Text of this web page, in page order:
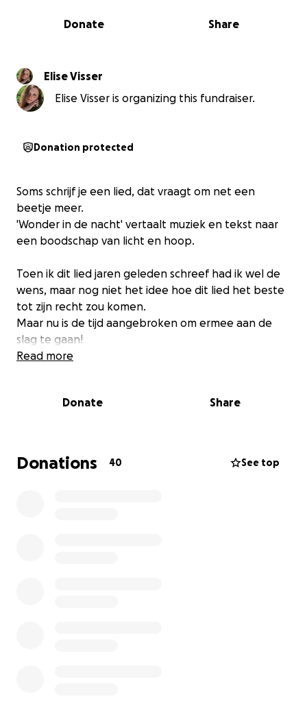
0% complete
Share
Donate
Elise Visser
Elise Visser is organizing this fundraiser.
Donation protected
Soms schrijf je een lied, dat vraagt om net een
beetje meer.
'Wonder in de nacht' vertaalt muziek en tekst naar
een boodschap van licht en hoop.
Toen ik dit lied jaren geleden schreef had ik wel de
wens, maar nog niet het idee hoe dit lied het beste
tot zijn recht zou komen.
Maar nu is de tijd aangebroken om ermee aan de
slag te gaan!
Samen met een professionele componist en een
voor iedereen.
Alle hulp is welkom, van gebed tot donaties.
Read more
Donate Share
Donations 40 See top